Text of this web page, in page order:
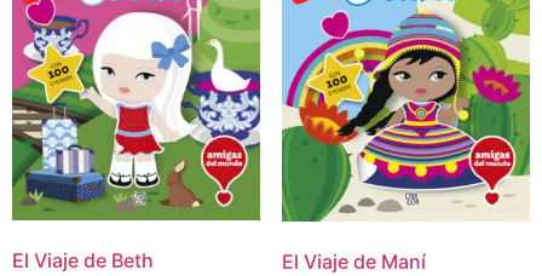
El Viaje de Beth El Viaje de Maní